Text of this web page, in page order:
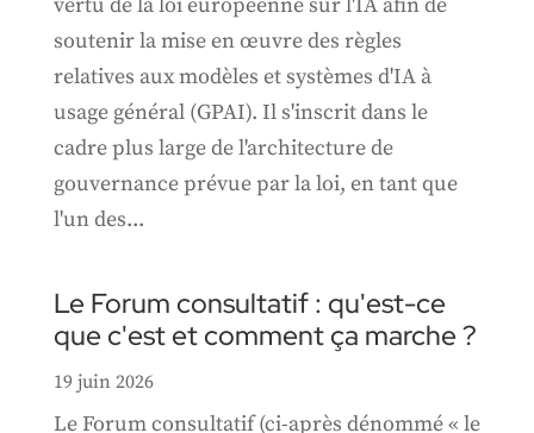
soutenir la mise en œuvre des règles
relatives aux modèles et systèmes d'IA à
usage général (GPAI). Il s'inscrit dans le
cadre plus large de l'architecture de
gouvernance prévue par la loi, en tant que
l'un des...
Le Forum consultatif : qu'est-ce
que c'est et comment ça marche ?
19 juin 2026
Le Forum consultatif (ci-après dénommé « le